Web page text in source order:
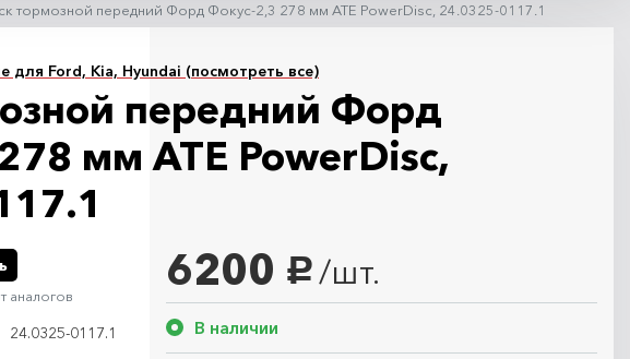
тормозной передний Форд Фокус-2,3 278 мм ATE PowerDisc, 24.0325-0117.1
для Ford, Kia, Hyundai (посмотреть все)
передний Форд
мм ATE PowerDisc,
6200 руб. /шт.
В наличии
аналогов
24.0325-0117.1